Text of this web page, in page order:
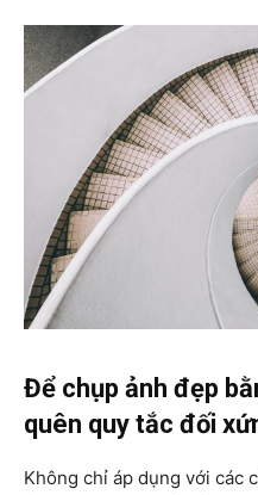
Để chụp ảnh đẹp
quên quy tắc đối
Không chỉ áp dụng với các